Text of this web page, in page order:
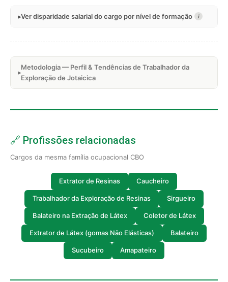
Ver disparidade salarial do cargo por nível de formação i
Metodologia — Perfil & Tendências de Trabalhador da
Exploração de Jotaicica
🔗 Profissões relacionadas
Cargos da mesma família ocupacional CBO
Extrator de Resinas Caucheiro
Trabalhador da Exploração de Resinas Sirgueiro
Balateiro na Extração de Látex Coletor de Látex
Extrator de Látex (gomas Não Elásticas) Balateiro
Sucubeiro Amapateiro